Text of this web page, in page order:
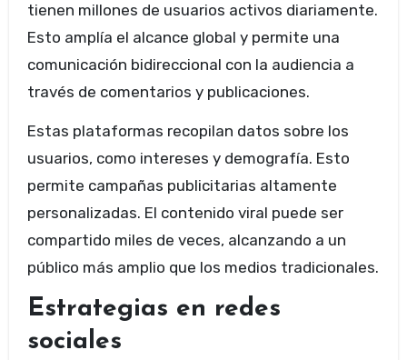
tienen millones de usuarios activos diariamente.
Esto amplía el alcance global y permite una
comunicación bidireccional con la audiencia a
través de comentarios y publicaciones.
Estas plataformas recopilan datos sobre los
usuarios, como intereses y demografía. Esto
permite campañas publicitarias altamente
personalizadas. El contenido viral puede ser
compartido miles de veces, alcanzando a un
público más amplio que los medios tradicionales.
Estrategias en redes
sociales